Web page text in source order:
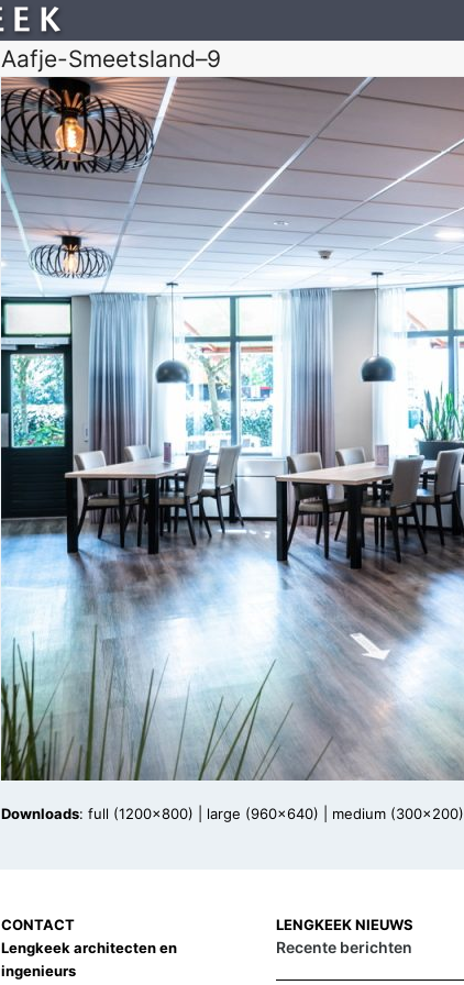
Aafje-Smeetsland–9
Downloads: full (1200x800) large (960x640) medium (300x200)
CONTACT
Lengkeek architecten en
ingenieurs
LENGKEEK NIEUWS
Recente berichten